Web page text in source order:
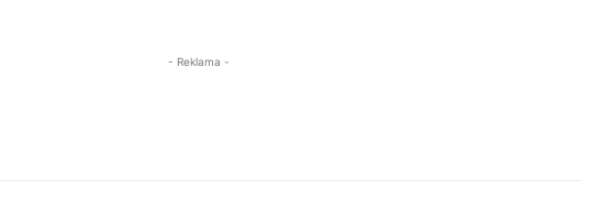
- Reklama -